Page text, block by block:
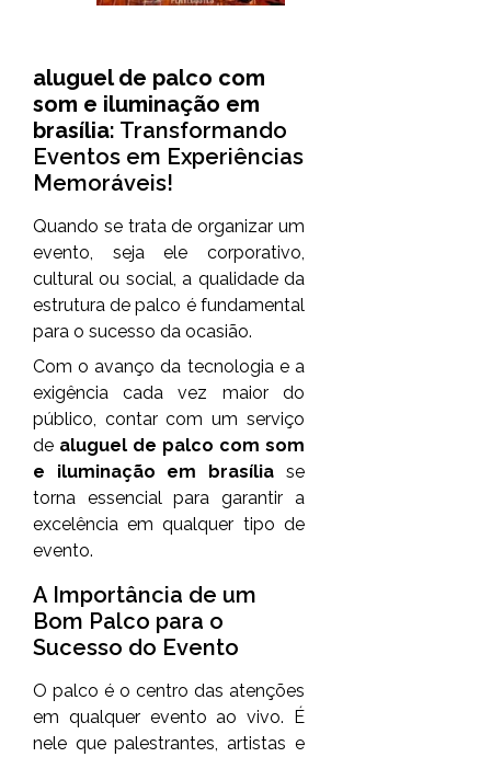
aluguel de palco com
som e iluminação em
brasília: Transformando
Eventos em Experiências
Memoráveis!
Quando se trata de organizar um
evento, seja ele corporativo,
cultural ou social, a qualidade da
estrutura de palco é fundamental
para o sucesso da ocasião.
Com o avanço da tecnologia e a
exigência cada vez maior do
público, contar com um serviço
de aluguel de palco com som
e iluminação em brasília se
torna essencial para garantir a
excelência em qualquer tipo de
evento.
A Importância de um
Bom Palco para o
Sucesso do Evento
O palco é o centro das atenções
em qualquer evento ao vivo. É
nele que palestrantes, artistas e